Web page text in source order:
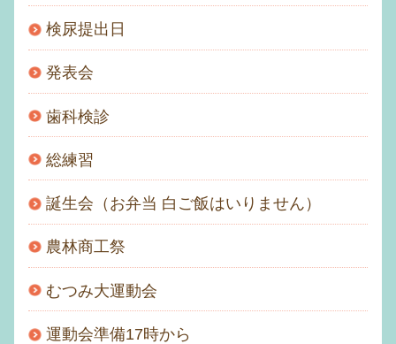
検尿提出日
発表会
歯科検診
総練習
誕生会（お弁当 白ご飯はいりません）
農林商工祭
むつみ大運動会
運動会準備17時から
園の一日
個人情報保護方針
サイトマップ